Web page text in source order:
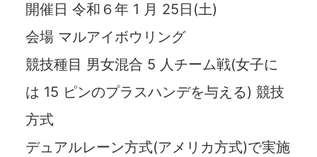
開催日 令和６年 1 月 25日(土)
会場 マルアイボウリング
競技種目 男女混合 5 人チーム戦(女子に
は 15 ピンのプラスハンデを与える) 競技
方式
デュアルレーン方式(アメリカ方式)で実施